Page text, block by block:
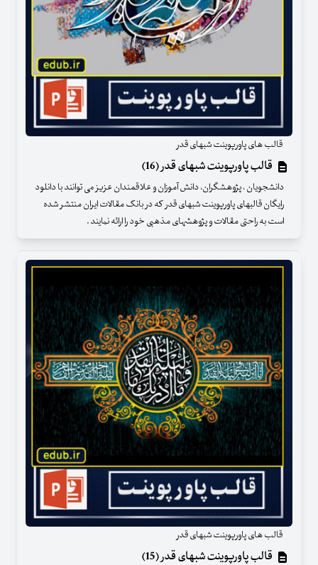
قالب های پاورپوینت شبهای قدر
قالب پاورپوینت شبهای قدر (16)
دانشجویان ، پژوهشگران، دانش آموزان و علاقمندان عزیز می توانند با دانلود
رایگان قالبهای پاورپوینت شبهای قدر که در بانک مقالات ایران منتشر شده
است به راحتی مقالات و پژوهشهای مذهبی خود را ارائه نمایند .
قالب های پاورپوینت شبهای قدر
قالب پاورپوینت شبهای قدر (15)